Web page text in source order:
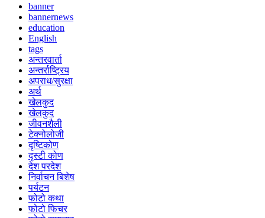
banner
bannernews
education
English
tags
अन्तरवार्ता
अन्तर्राष्ट्रिय
अपराध/सुरक्षा
अर्थ
खेलकुद
खेलकुद
जीवनशैली
टेक्नोलोजी
दृष्टिकोण
दृस्टी कोण
देश परदेश
निर्वाचन बिशेष
पर्यटन
फोटो कथा
फोटो फिचर